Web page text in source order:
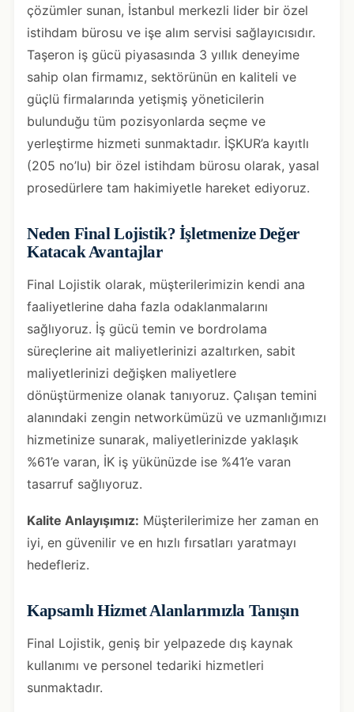
çözümler sunan, İstanbul merkezli lider bir özel
istihdam bürosu ve işe alım servisi sağlayıcısıdır.
Taşeron iş gücü piyasasında 3 yıllık deneyime
sahip olan firmamız, sektörünün en kaliteli ve
güçlü firmalarında yetişmiş yöneticilerin
bulunduğu tüm pozisyonlarda seçme ve
yerleştirme hizmeti sunmaktadır. İŞKUR’a kayıtlı
(205 no’lu) bir özel istihdam bürosu olarak, yasal
prosedürlere tam hakimiyetle hareket ediyoruz.
Neden Final Lojistik? İşletmenize Değer
Katacak Avantajlar
Final Lojistik olarak, müşterilerimizin kendi ana
faaliyetlerine daha fazla odaklanmalarını
sağlıyoruz. İş gücü temin ve bordrolama
süreçlerine ait maliyetlerinizi azaltırken, sabit
maliyetlerinizi değişken maliyetlere
dönüştürmenize olanak tanıyoruz. Çalışan temini
alanındaki zengin networkümüzü ve uzmanlığımızı
hizmetinize sunarak, maliyetlerinizde yaklaşık
%61’e varan, İK iş yükünüzde ise %41’e varan
tasarruf sağlıyoruz.
Kalite Anlayışımız: Müşterilerimize her zaman en
iyi, en güvenilir ve en hızlı fırsatları yaratmayı
hedefleriz.
Kapsamlı Hizmet Alanlarımızla Tanışın
Final Lojistik, geniş bir yelpazede dış kaynak
kullanımı ve personel tedariki hizmetleri
sunmaktadır.